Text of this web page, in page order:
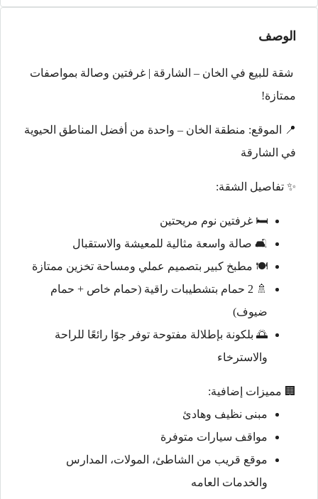
الوصف
شقة للبيع في الخان – الشارقة | غرفتين وصالة بمواصفات
ممتازة!
📍 الموقع: منطقة الخان – واحدة من أفضل المناطق الحيوية
في الشارقة
✨ تفاصيل الشقة:
🛏️ غرفتين نوم مريحتين
🛋️ صالة واسعة مثالية للمعيشة والاستقبال
🍽️ مطبخ كبير بتصميم عملي ومساحة تخزين ممتازة
🚿 2 حمام بتشطيبات راقية (حمام خاص + حمام
ضيوف)
🌅 بلكونة بإطلالة مفتوحة توفر جوًا رائعًا للراحة
والاسترخاء
🏢 مميزات إضافية:
مبنى نظيف وهادئ
مواقف سيارات متوفرة
موقع قريب من الشاطئ، المولات، المدارس
والخدمات العامه